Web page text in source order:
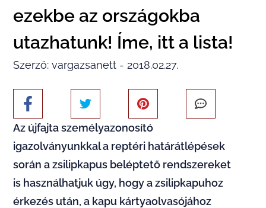
ezekbe az országokba
utazhatunk! Íme, itt a lista!
Szerző: vargazsanett - 2018.02.27.
Az újfajta személyazonosító
igazolványunkkal a reptéri határátlépések
során a zsilipkapus beléptető rendszereket
is használhatjuk úgy, hogy a zsilipkapuhoz
érkezés után, a kapu kártyaolvasójához